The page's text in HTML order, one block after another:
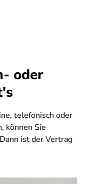
oder
telefonisch oder
können Sie
ist der Vertrag